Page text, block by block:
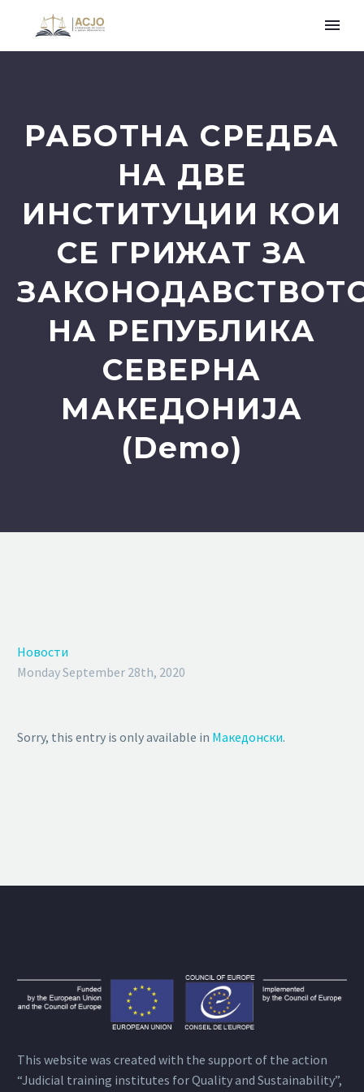
РАБОТНА СРЕДБА
НА ДВЕ
ИНСТИТУЦИИ КОИ
СЕ ГРИЖАТ ЗА
НА РЕПУБЛИКА
СЕВЕРНА
МАКЕДОНИЈА
(Demo)
Новости
Monday September 28th, 2020
Sorry, this entry is only available in Македонски.
This website was created with the support of the action
“Judicial training institutes for Quality and Sustainability”,